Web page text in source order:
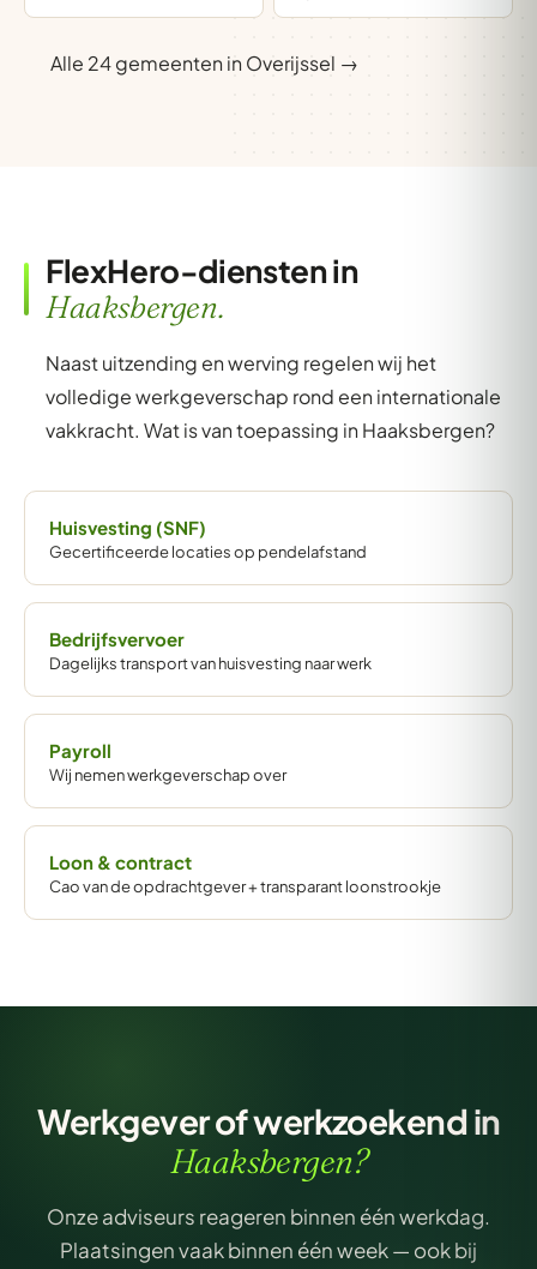
Alle 24 gemeenten in Overijssel →
FlexHero-diensten in
Haaksbergen.
Naast uitzending en werving regelen wij het
volledige werkgeverschap rond een internationale
vakkracht. Wat is van toepassing in Haaksbergen?
Huisvesting (SNF)
Gecertificeerde locaties op pendelafstand
Bedrijfsvervoer
Dagelijks transport van huisvesting naar werk
Payroll
Wij nemen werkgeverschap over
Loon & contract
Cao van de opdrachtgever + transparant loonstrookje
Werkgever of werkzoekend in
Haaksbergen?
Onze adviseurs reageren binnen één werkdag.
Plaatsingen vaak binnen één week — ook bij